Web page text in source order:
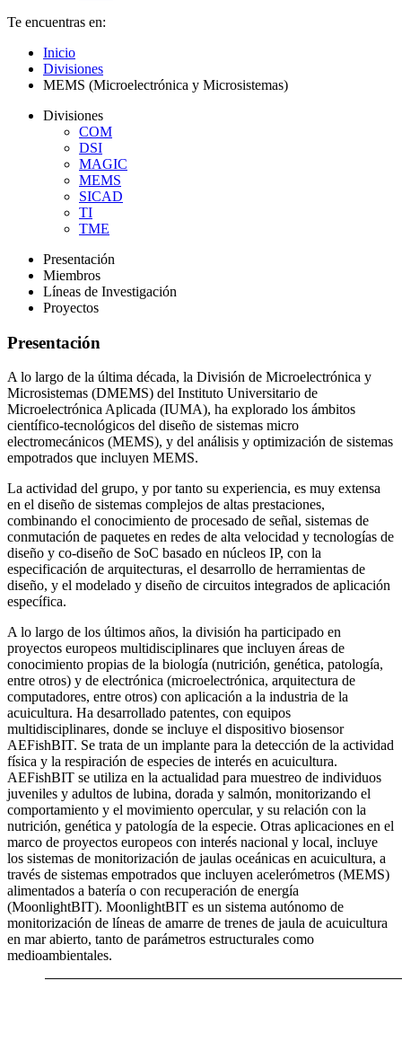
Te encuentras en:
Inicio
Divisiones
MEMS (Microelectrónica y Microsistemas)
Divisiones
COM
DSI
MAGIC
MEMS
SICAD
TI
TME
Presentación
Miembros
Líneas de Investigación
Proyectos
Presentación
A lo largo de la última década, la División de Microelectrónica y
Microsistemas (DMEMS) del Instituto Universitario de
Microelectrónica Aplicada (IUMA), ha explorado los ámbitos
científico-tecnológicos del diseño de sistemas micro
electromecánicos (MEMS), y del análisis y optimización de sistemas
empotrados que incluyen MEMS.
La actividad del grupo, y por tanto su experiencia, es muy extensa
en el diseño de sistemas complejos de altas prestaciones,
combinando el conocimiento de procesado de señal, sistemas de
conmutación de paquetes en redes de alta velocidad y tecnologías de
diseño y co-diseño de SoC basado en núcleos IP, con la
especificación de arquitecturas, el desarrollo de herramientas de
diseño, y el modelado y diseño de circuitos integrados de aplicación
específica.
A lo largo de los últimos años, la división ha participado en
proyectos europeos multidisciplinares que incluyen áreas de
conocimiento propias de la biología (nutrición, genética, patología,
entre otros) y de electrónica (microelectrónica, arquitectura de
computadores, entre otros) con aplicación a la industria de la
acuicultura. Ha desarrollado patentes, con equipos
multidisciplinares, donde se incluye el dispositivo biosensor
AEFishBIT. Se trata de un implante para la detección de la actividad
física y la respiración de especies de interés en acuicultura.
AEFishBIT se utiliza en la actualidad para muestreo de individuos
juveniles y adultos de lubina, dorada y salmón, monitorizando el
comportamiento y el movimiento opercular, y su relación con la
nutrición, genética y patología de la especie. Otras aplicaciones en el
marco de proyectos europeos con interés nacional y local, incluye
los sistemas de monitorización de jaulas oceánicas en acuicultura, a
través de sistemas empotrados que incluyen acelerómetros (MEMS)
alimentados a batería o con recuperación de energía
(MoonlightBIT). MoonlightBIT es un sistema autónomo de
monitorización de líneas de amarre de trenes de jaula de acuicultura
en mar abierto, tanto de parámetros estructurales como
medioambientales.